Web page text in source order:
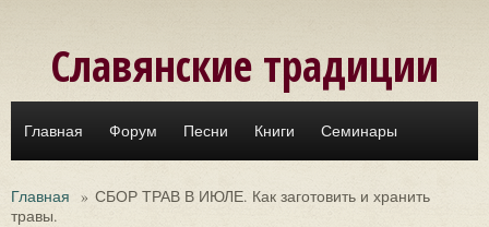
Славянские традиции
Главная Форум Песни Книги Семинары
Главная » СБОР ТРАВ В ИЮЛЕ. Как заготовить и хранить
травы.